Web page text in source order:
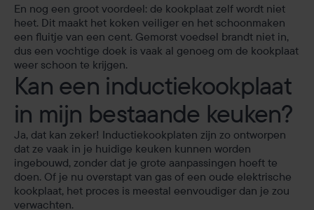
En nog een groot voordeel: de kookplaat zelf wordt niet
heet. Dit maakt het koken veiliger en het schoonmaken
een fluitje van een cent. Gemorst voedsel brandt niet in,
dus een vochtige doek is vaak al genoeg om de kookplaat
weer schoon te krijgen.
Kan een inductiekookplaat
in mijn bestaande keuken?
Ja, dat kan zeker! Inductiekookplaten zijn zo ontworpen
dat ze vaak in je huidige keuken kunnen worden
ingebouwd, zonder dat je grote aanpassingen hoeft te
doen. Of je nu overstapt van gas of een oude elektrische
kookplaat, het proces is meestal eenvoudiger dan je zou
verwachten.